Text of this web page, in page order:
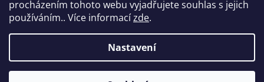
procházením tohoto webu vyjadřujete souhlas s jejich
používáním.. Více informacízde.
Nastavení
Vytvořil Shoptet